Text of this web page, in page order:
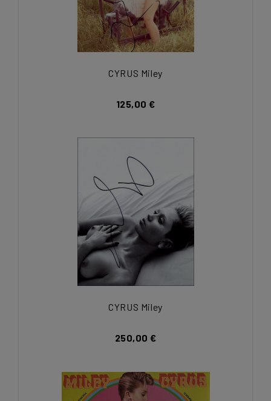
CYRUS Miley
125,00 €
CYRUS Miley
250,00 €